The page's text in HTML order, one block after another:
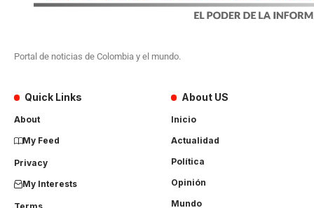
Portal de noticias de Colombia y el mundo.
Quick Links
About
My Feed
Privacy
My Interests
About US
Inicio
Actualidad
Política
Opinión
Mundo